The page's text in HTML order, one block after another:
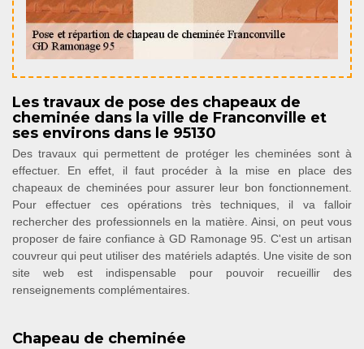
Les travaux de pose des chapeaux de
cheminée dans la ville de Franconville et
ses environs dans le 95130
Des travaux qui permettent de protéger les cheminées sont à
effectuer. En effet, il faut procéder à la mise en place des
chapeaux de cheminées pour assurer leur bon fonctionnement.
Pour effectuer ces opérations très techniques, il va falloir
rechercher des professionnels en la matière. Ainsi, on peut vous
proposer de faire confiance à GD Ramonage 95. C'est un artisan
couvreur qui peut utiliser des matériels adaptés. Une visite de son
site web est indispensable pour pouvoir recueillir des
renseignements complémentaires.
Chapeau de cheminée